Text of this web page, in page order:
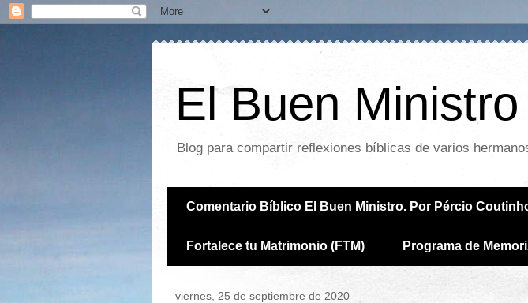
El Buen Ministro
Blog para compartir reflexiones bíblicas de varios
Comentario Bíblico El Buen Ministro. Por Pércio
Fortalece tu Matrimonio (FTM) Programa de
viernes, 25 de septiembre de 2020